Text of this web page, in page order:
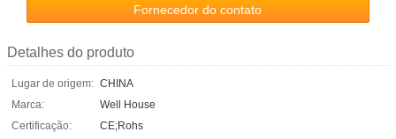
Fornecedor do contato
Detalhes do produto
Lugar de origem: CHINA
Marca:
Well House
Certificação:
CE;Rohs